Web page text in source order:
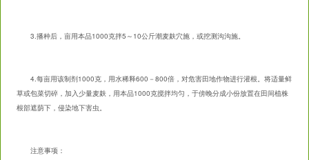
3.播种后，亩用本品1000克拌5～10公斤潮麦麸穴施，或挖测沟沟施。
4.每亩用该制剂1000克，用水稀释600－800倍，对危害田地作物进行灌根。将适量鲜
草或包菜切碎，加入少量麦麸，用本品1000克搅拌均匀，于傍晚分成小份放置在田间植株
根部遮荫下，侵染地下害虫。
注意事项：